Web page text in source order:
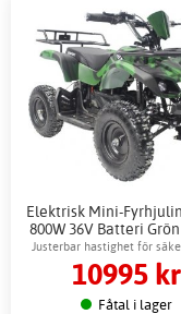
Elektrisk Mini-
800W 36V Batteri
ATV
Justerbar hastighet för
10995 kr
Fåtal i lager